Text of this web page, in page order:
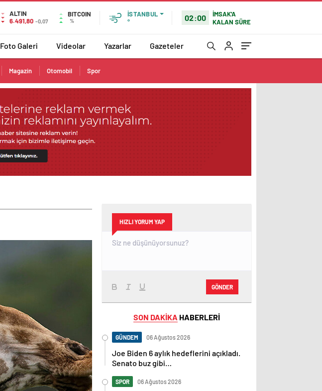
ALTIN
6.491,80 -0,07
BITCOIN
%
İSTANBUL
°
02:00
İMSAK'A
KALAN SÜRE
Foto Galeri Videolar Yazarlar Gazeteler
Magazin Otomobil Spor
HIZLI YORUM YAP
GÖNDER
SON DAKİKA HABERLERİ
GÜNDEM 06 Ağustos 2026
Joe Biden 6 aylık hedeflerini açıkladı.
Senato buz gibi…
SPOR 06 Ağustos 2026